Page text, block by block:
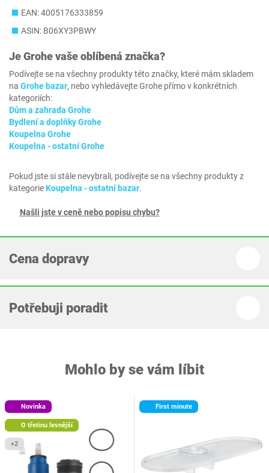
EAN: 4005176333859
ASIN: B06XY3PBWY
JeGrohevaše oblíbená značka?
Podívejte se na všechny produkty této značky, které mám skladem
na Grohe bazar, nebo vyhledávejte Grohe přímo v konkrétních
kategoriích:
Dům a zahrada Grohe
Bydlení a doplňky Grohe
Koupelna Grohe
Koupelna - ostatní Grohe
Pokud jste si stále nevybrali, podívejte se na všechny produkty z
kategorieKoupelna - ostatní bazar.
Našli jste v ceně nebo popisu chybu?
Cena dopravy
Potřebuji poradit
Mohlo by se vám líbit
Novinka
O třetinu levnější
+2
First minute